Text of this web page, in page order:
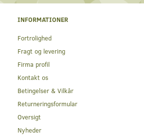
INFORMATIONER
Fortrolighed
Fragt og levering
Firma profil
Kontakt os
Betingelser & Vilkår
Returneringsformular
Oversigt
Nyheder